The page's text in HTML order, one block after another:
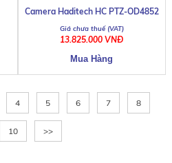
Camera Haditech HC PTZ-OD4852
13.825.000 VNĐ
4 5 6 7 8
10 >>